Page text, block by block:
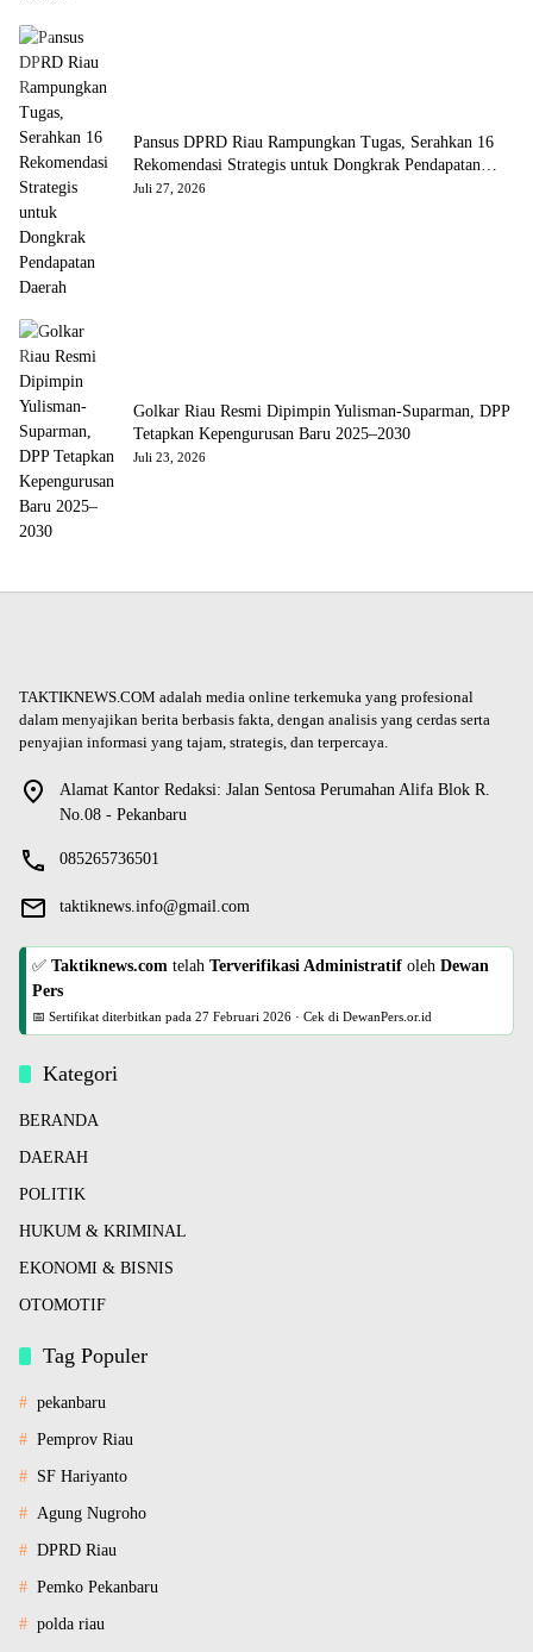
Pansus DPRD Riau Rampungkan Tugas, Serahkan 16
Rekomendasi Strategis untuk Dongkrak Pendapatan
Daerah
Juli 27, 2026
Golkar Riau Resmi Dipimpin Yulisman-Suparman, DPP
Tetapkan Kepengurusan Baru 2025–2030
Juli 23, 2026
TAKTIKNEWS.COM adalah media online terkemuka yang profesional
dalam menyajikan berita berbasis fakta, dengan analisis yang cerdas serta
penyajian informasi yang tajam, strategis, dan terpercaya.
Alamat Kantor Redaksi: Jalan Sentosa Perumahan Alifa Blok R.
No.08 - Pekanbaru
085265736501
taktiknews.info@gmail.com
✅ Taktiknews.com telah Terverifikasi Administratif oleh Dewan
Pers
📅 Sertifikat diterbitkan pada 27 Februari 2026 · Cek di DewanPers.or.id
Kategori
BERANDA
DAERAH
POLITIK
HUKUM & KRIMINAL
EKONOMI & BISNIS
OTOMOTIF
Tag Populer
pekanbaru
Pemprov Riau
SF Hariyanto
Agung Nugroho
DPRD Riau
Pemko Pekanbaru
polda riau